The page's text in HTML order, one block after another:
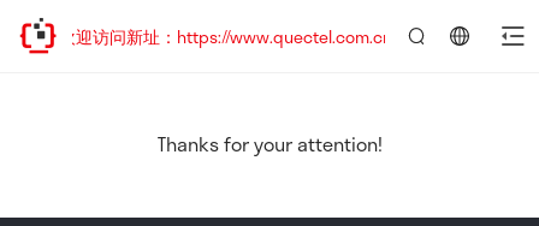
移，欢迎访问新址：https://www.quectel.com.cn
Thanks for your attention!